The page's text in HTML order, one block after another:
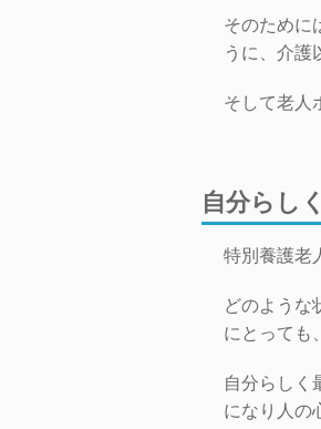
そのために
うに、介護
そして老人
自分らし
特別養護老
どのような
にとっても
自分らしく
になり人の